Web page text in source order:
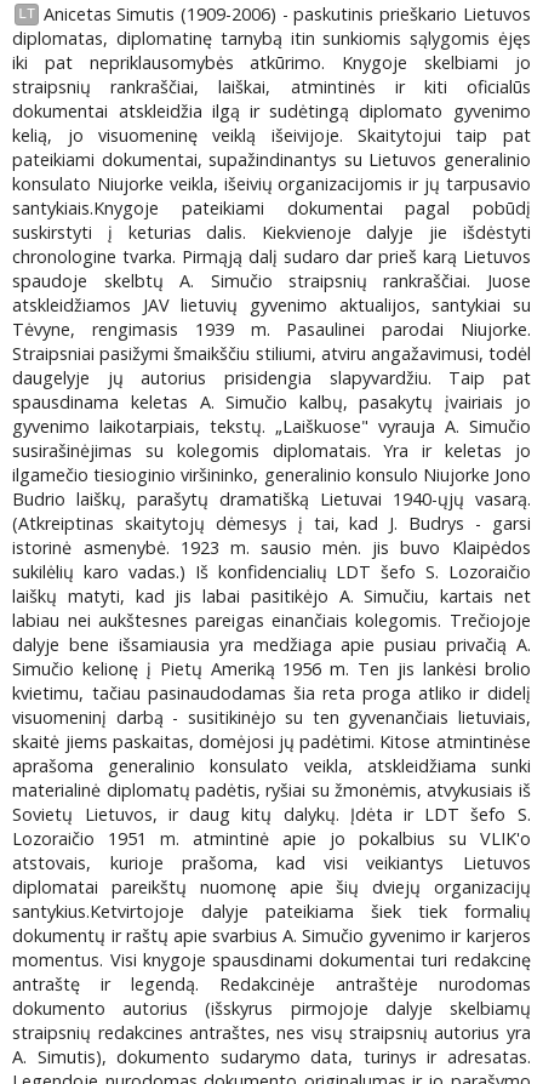
LT Anicetas Simutis (1909-2006) - paskutinis prieškario Lietuvos
diplomatas, diplomatinę tarnybą itin sunkiomis sąlygomis ėjęs
iki pat nepriklausomybės atkūrimo. Knygoje skelbiami jo
straipsnių rankraščiai, laiškai, atmintinės ir kiti oficialūs
dokumentai atskleidžia ilgą ir sudėtingą diplomato gyvenimo
kelią, jo visuomeninę veiklą išeivijoje. Skaitytojui taip pat
pateikiami dokumentai, supažindinantys su Lietuvos generalinio
konsulato Niujorke veikla, išeivių organizacijomis ir jų tarpusavio
santykiais.Knygoje pateikiami dokumentai pagal pobūdį
suskirstyti į keturias dalis. Kiekvienoje dalyje jie išdėstyti
chronologine tvarka. Pirmąją dalį sudaro dar prieš karą Lietuvos
spaudoje skelbtų A. Simučio straipsnių rankraščiai. Juose
atskleidžiamos JAV lietuvių gyvenimo aktualijos, santykiai su
Tėvyne, rengimasis 1939 m. Pasaulinei parodai Niujorke.
Straipsniai pasižymi šmaikščiu stiliumi, atviru angažavimusi, todėl
daugelyje jų autorius prisidengia slapyvardžiu. Taip pat
spausdinama keletas A. Simučio kalbų, pasakytų įvairiais jo
gyvenimo laikotarpiais, tekstų. „Laiškuose" vyrauja A. Simučio
susirašinėjimas su kolegomis diplomatais. Yra ir keletas jo
ilgamečio tiesioginio viršininko, generalinio konsulo Niujorke Jono
Budrio laiškų, parašytų dramatišką Lietuvai 1940-ųjų vasarą.
(Atkreiptinas skaitytojų dėmesys į tai, kad J. Budrys - garsi
istorinė asmenybė. 1923 m. sausio mėn. jis buvo Klaipėdos
sukilėlių karo vadas.) Iš konfidencialių LDT šefo S. Lozoraičio
laiškų matyti, kad jis labai pasitikėjo A. Simučiu, kartais net
labiau nei aukštesnes pareigas einančiais kolegomis. Trečiojoje
dalyje bene išsamiausia yra medžiaga apie pusiau privačią A.
Simučio kelionę į Pietų Ameriką 1956 m. Ten jis lankėsi brolio
kvietimu, tačiau pasinaudodamas šia reta proga atliko ir didelį
visuomeninį darbą - susitikinėjo su ten gyvenančiais lietuviais,
skaitė jiems paskaitas, domėjosi jų padėtimi. Kitose atmintinėse
aprašoma generalinio konsulato veikla, atskleidžiama sunki
materialinė diplomatų padėtis, ryšiai su žmonėmis, atvykusiais iš
Sovietų Lietuvos, ir daug kitų dalykų. Įdėta ir LDT šefo S.
Lozoraičio 1951 m. atmintinė apie jo pokalbius su VLIK'o
atstovais, kurioje prašoma, kad visi veikiantys Lietuvos
diplomatai pareikštų nuomonę apie šių dviejų organizacijų
santykius.Ketvirtojoje dalyje pateikiama šiek tiek formalių
dokumentų ir raštų apie svarbius A. Simučio gyvenimo ir karjeros
momentus. Visi knygoje spausdinami dokumentai turi redakcinę
antraštę ir legendą. Redakcinėje antraštėje nurodomas
dokumento autorius (išskyrus pirmojoje dalyje skelbiamų
straipsnių redakcines antraštes, nes visų straipsnių autorius yra
A. Simutis), dokumento sudarymo data, turinys ir adresatas.